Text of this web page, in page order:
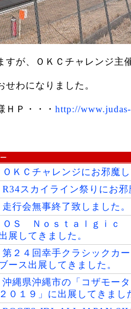
すが、ＯＫＣチャレンジ主
せわになりました。
ＨＰ・・・ http://
ＯＫＣチャレンジにお邪魔
R34スカイライン祭りにお
走行会無事終了致しました。
ＯＳ Ｎｏｓｔａｌｇｉｃ
展してきました。
第２４回幸手クラシックカ
ース出展してきました。
沖縄県沖縄市の「コザモー
２０１９」に出展してきまし